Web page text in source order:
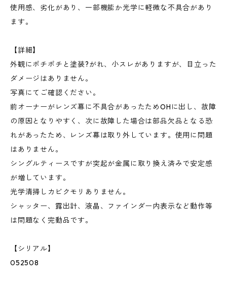
使用感、劣化があり、一部機能か光学に軽微な不具合があり
ます。
【詳細】
外観にポチポチと塗装?がれ、小スレがありますが、目立った
ダメージはありません。
写真にてご確認ください。
前オーナーがレンズ幕に不具合があったためOHに出し、故障
の原因となりやすく、次に故障した場合は部品欠品となる恐
れがあったため、レンズ幕は取り外しています。使用に問題
はありません。
シングルティースですが突起が金属に取り換え済みで安定感
が増しています。
光学清掃しカビクモリありません。
シャッター、露出計、液晶、ファインダー内表示など動作等
は問題なく完動品です。
【シリアル】
052508